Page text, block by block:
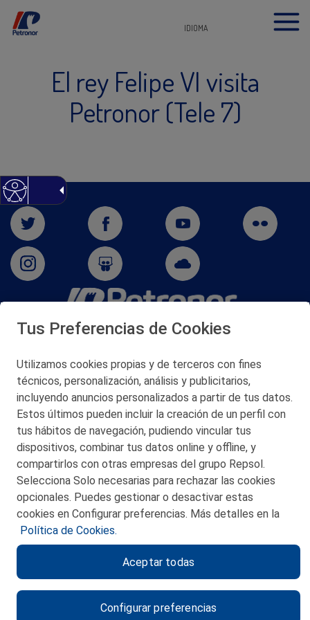
IDIOMA
El rey Felipe VI visita
Petronor (Tele 7)
San Martín 5-Edificio Muñatones,
© 2026 Petronor S.A.
CONTACTO
MAPA WEB
POLITICA DE PRIVACIDAD
POLITICA DE COOKIES
CANAL DE ÉTICA
Tus Preferencias de Cookies
Utilizamos cookies propias y de terceros con fines
técnicos, personalización, análisis y publicitarios,
incluyendo anuncios personalizados a partir de tus datos.
Estos últimos pueden incluir la creación de un perfil con
tus hábitos de navegación, pudiendo vincular tus
dispositivos, combinar tus datos online y offline, y
compartirlos con otras empresas del grupo Repsol.
Selecciona Solo necesarias para rechazar las cookies
opcionales. Puedes gestionar o desactivar estas
cookies en Configurar preferencias. Más detalles en la
Política de Cookies.
Configurar preferencias
Aceptar todas